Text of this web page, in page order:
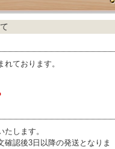
ております。
します。
確認後3日以降の発送となりま